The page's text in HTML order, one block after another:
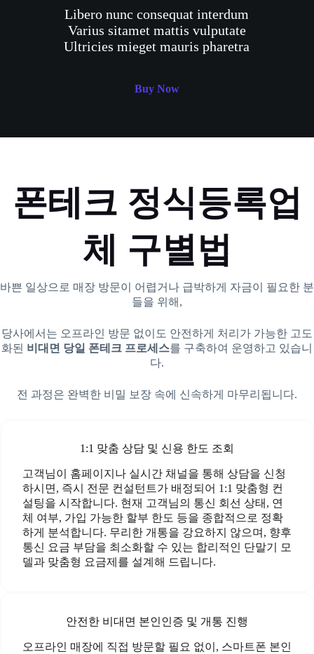
Libero nunc consequat interdum
Varius sitamet mattis vulputate
Ultricies mieget mauris pharetra
Buy Now
폰테크 정식등록업
체 구별법
바쁜 일상으로 매장 방문이 어렵거나 급박하게 자금이 필요한 분
들을 위해,
당사에서는 오프라인 방문 없이도 안전하게 처리가 가능한 고도
화된 비대면 당일 폰테크 프로세스를 구축하여 운영하고 있습니
다.
전 과정은 완벽한 비밀 보장 속에 신속하게 마무리됩니다.
1:1 맞춤 상담 및 신용 한도 조회
고객님이 홈페이지나 실시간 채널을 통해 상담을 신청
하시면, 즉시 전문 컨설턴트가 배정되어 1:1 맞춤형 컨
설팅을 시작합니다. 현재 고객님의 통신 회선 상태, 연
체 여부, 가입 가능한 할부 한도 등을 종합적으로 정확
하게 분석합니다. 무리한 개통을 강요하지 않으며, 향후
통신 요금 부담을 최소화할 수 있는 합리적인 단말기 모
델과 맞춤형 요금제를 설계해 드립니다.
안전한 비대면 본인인증 및 개통 진행
오프라인 매장에 직접 방문할 필요 없이, 스마트폰 본인